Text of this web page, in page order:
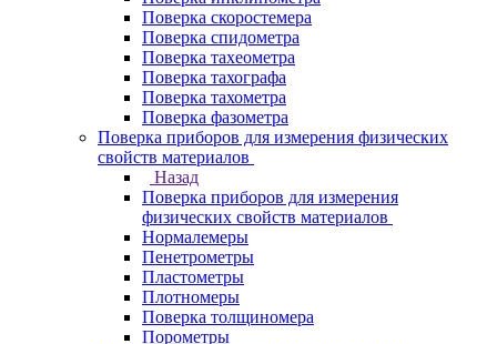
Поверка скоростемера
Поверка спидометра
Поверка тахеометра
Поверка тахографа
Поверка тахометра
Поверка фазометра
Поверка приборов для измерения физических
свойств материалов
Назад
Поверка приборов для измерения
физических свойств материалов
Нормалемеры
Пенетрометры
Пластометры
Плотномеры
Поверка толщиномера
Порометры